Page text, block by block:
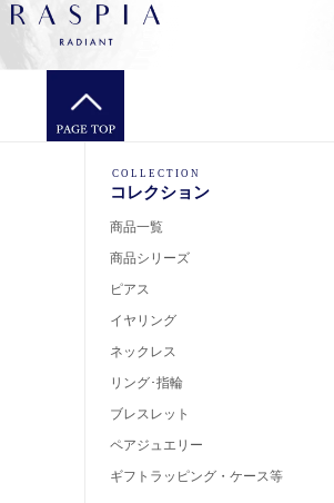
COLLECTION
コレクション
商品一覧
商品シリーズ
ピアス
イヤリング
ネックレス
リング･指輪
ブレスレット
ペアジュエリー
ギフトラッピング・ケース等